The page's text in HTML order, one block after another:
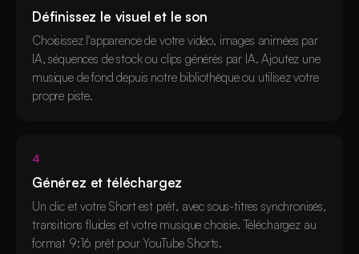
Définissez le visuel et le son
Choisissez l'apparence de votre vidéo, images animées par
IA, séquences de stock ou clips générés par IA. Ajoutez une
musique de fond depuis notre bibliothèque ou utilisez votre
propre piste.
4
Générez et téléchargez
Un clic et votre Short est prêt, avec sous-titres synchronisés,
transitions fluides et votre musique choisie. Téléchargez au
format 9:16 prêt pour YouTube Shorts.